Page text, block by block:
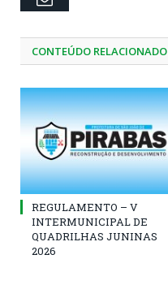
CONTEÚDO RELACIONADO
REGULAMENTO – V
INTERMUNICIPAL DE
QUADRILHAS JUNINAS
2026